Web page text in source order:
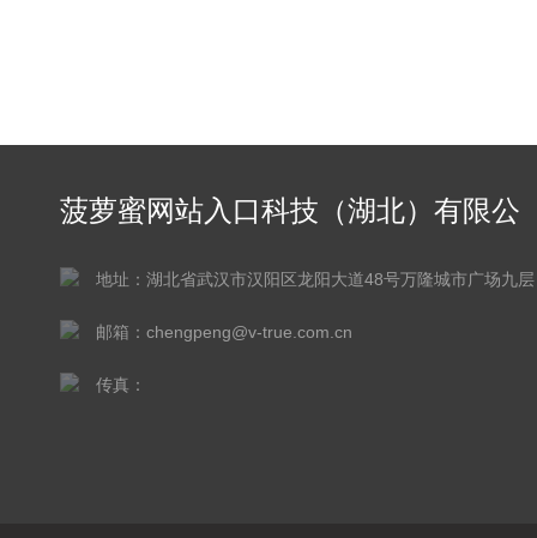
菠萝蜜网站入口科技（湖北）有限公
地址：湖北省武汉市汉阳区龙阳大道48号万隆城市广场九层
邮箱：chengpeng@v-true.com.cn
传真：